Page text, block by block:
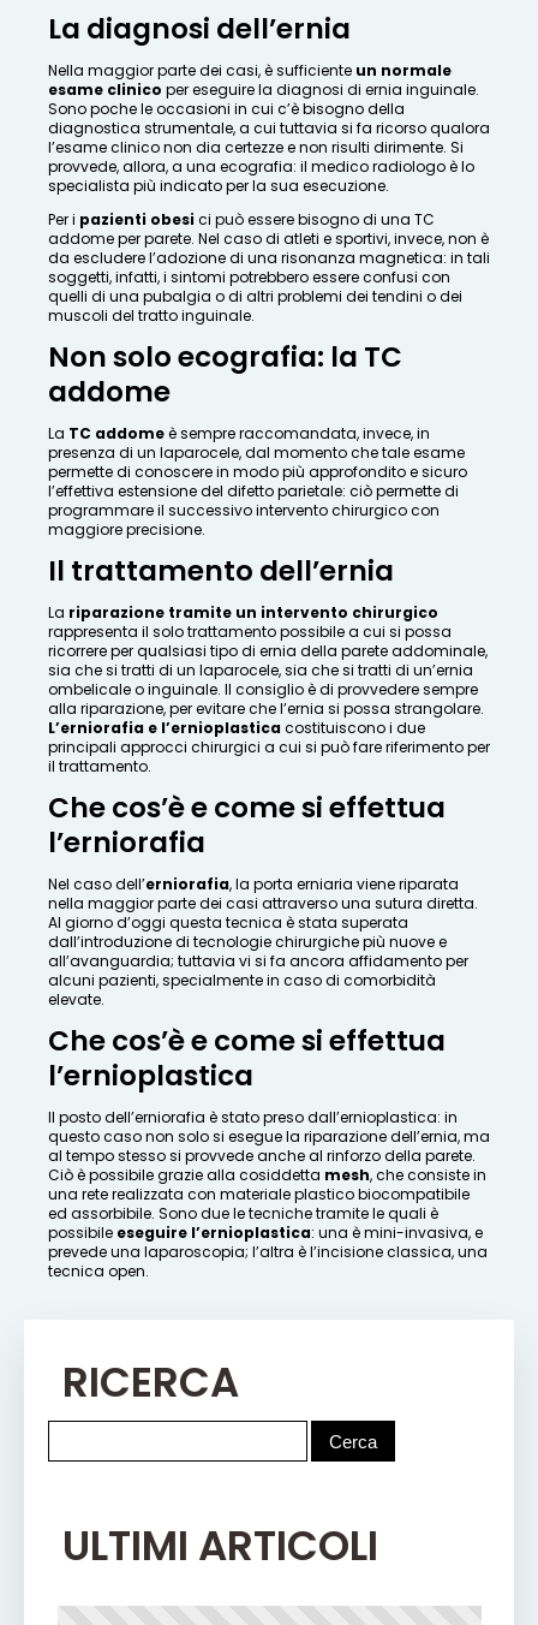
La diagnosi dell’ernia
Nella maggior parte dei casi, è sufficiente un normale
esame clinico per eseguire la diagnosi di ernia inguinale.
Sono poche le occasioni in cui c’è bisogno della
diagnostica strumentale, a cui tuttavia si fa ricorso qualora
l’esame clinico non dia certezze e non risulti dirimente. Si
provvede, allora, a una ecografia: il medico radiologo è lo
specialista più indicato per la sua esecuzione.
Per i pazienti obesici può essere bisogno di una TC
addome per parete. Nel caso di atleti e sportivi, invece, non è
da escludere l’adozione di una risonanza magnetica: in tali
soggetti, infatti, i sintomi potrebbero essere confusi con
quelli di una pubalgia o di altri problemi dei tendini o dei
muscoli del tratto inguinale.
Non solo ecografia: la TC
addome
La TC addomeè sempre raccomandata, invece, in
presenza di un laparocele, dal momento che tale esame
permette di conoscere in modo più approfondito e sicuro
l’effettiva estensione del difetto parietale: ciò permette di
programmare il successivo intervento chirurgico con
maggiore precisione.
Il trattamento dell’ernia
La riparazione tramite un intervento chirurgico
rappresenta il solo trattamento possibile a cui si possa
ricorrere per qualsiasi tipo di ernia della parete addominale,
sia che si tratti di un laparocele, sia che si tratti di un’ernia
ombelicale o inguinale. Il consiglio è di provvedere sempre
alla riparazione, per evitare che l’ernia si possa strangolare.
L’erniorafia e l’ernioplasticacostituiscono i due
principali approcci chirurgici a cui si può fare riferimento per
il trattamento.
Che cos’è e come si effettua
l’erniorafia
Nel caso dell’erniorafia, la porta erniaria viene riparata
nella maggior parte dei casi attraverso una sutura diretta.
Al giorno d’oggi questa tecnica è stata superata
dall’introduzione di tecnologie chirurgiche più nuove e
all’avanguardia; tuttavia vi si fa ancora affidamento per
alcuni pazienti, specialmente in caso di comorbidità
elevate.
Che cos’è e come si effettua
l’ernioplastica
Il posto dell’erniorafia è stato preso dall’ernioplastica: in
questo caso non solo si esegue la riparazione dell’ernia, ma
al tempo stesso si provvede anche al rinforzo della parete.
Ciò è possibile grazie alla cosiddetta mesh, che consiste in
una rete realizzata con materiale plastico biocompatibile
ed assorbibile. Sono due le tecniche tramite le quali è
possibile eseguire l’ernioplastica: una è mini-invasiva, e
prevede una laparoscopia; l’altra è l’incisione classica, una
tecnica open.
RICERCA
ULTIMI ARTICOLI